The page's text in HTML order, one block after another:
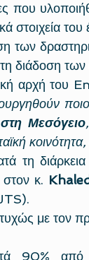
που
στοιχεία του
των
διάδοση
αρχή
στη Μεσόγειο
τη
στον κ.
με τον
90%